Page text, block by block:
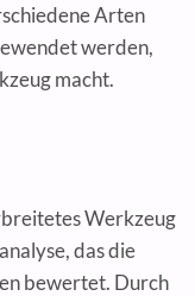
Arten
werden,
macht.
Werkzeug
das die
bewertet. Durch